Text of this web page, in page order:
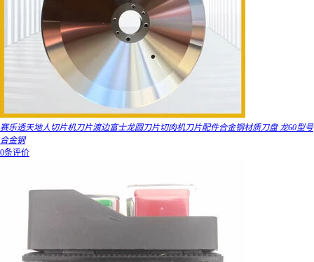
赛乐透天地人切片机刀片渡边富士龙圆刀片切肉机刀片配件合金钢材质刀盘 龙60型号
合金钢
0条评价